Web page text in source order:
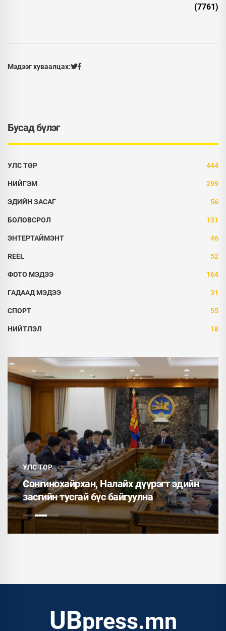
(7761)
Мэдээг хуваалцах:
Бусад бүлэг
УЛС ТӨР 444
НИЙГЭМ 299
ЭДИЙН ЗАСАГ 56
БОЛОВСРОЛ 131
ЭНТЕРТАЙМЭНТ 46
REEL 52
ФОТО МЭДЭЭ 164
ГАДААД МЭДЭЭ 31
СПОРТ 55
НИЙТЛЭЛ 18
УЛС ТӨР
Сонгинохайрхан, Налайх дүүрэгт эдийн
засгийн тусгай бүс байгуулна
UBpress.mn